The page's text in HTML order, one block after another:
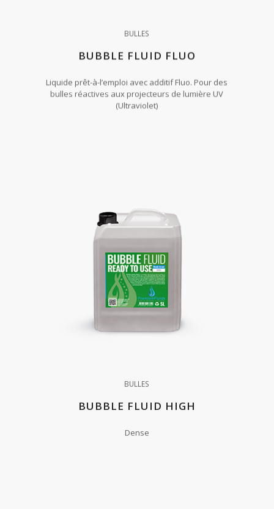
BULLES
BUBBLE FLUID FLUO
Liquide prêt-à-l’emploi avec additif Fluo. Pour des
bulles réactives aux projecteurs de lumière UV
(Ultraviolet)
BULLES
BUBBLE FLUID HIGH
Dense